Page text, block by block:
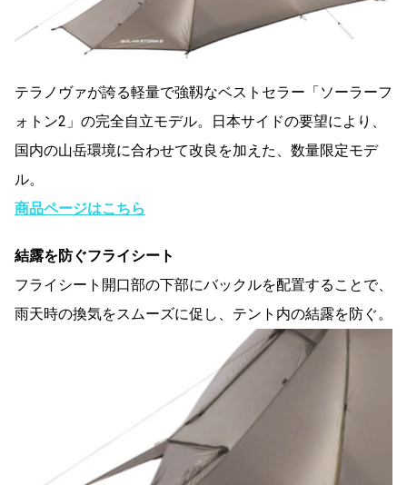
テラノヴァが誇る軽量で強靱なベストセラー「ソーラーフ
ォトン2」の完全自立モデル。日本サイドの要望により、
国内の山岳環境に合わせて改良を加えた、数量限定モデ
ル。
商品ページはこちら
結露を防ぐフライシート
フライシート開口部の下部にバックルを配置することで、
雨天時の換気をスムーズに促し、テント内の結露を防ぐ。